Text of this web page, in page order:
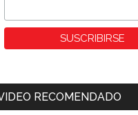
RECOMENDADO